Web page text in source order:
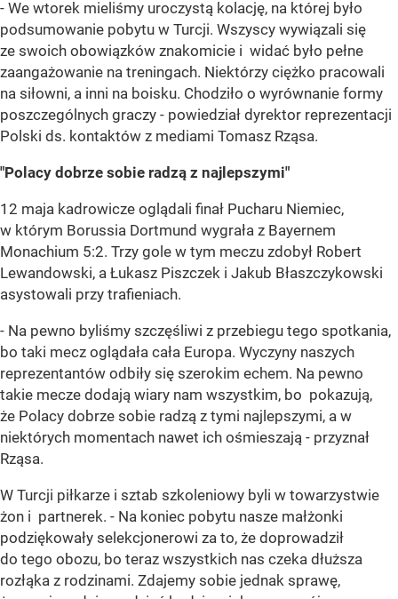
- We wtorek mieliśmy uroczystą kolację, na której było
podsumowanie pobytu w Turcji. Wszyscy wywiązali się
ze swoich obowiązków znakomicie i widać było pełne
zaangażowanie na treningach. Niektórzy ciężko pracowali
na siłowni, a inni na boisku. Chodziło o wyrównanie formy
poszczególnych graczy - powiedział dyrektor reprezentacji
Polski ds. kontaktów z mediami Tomasz Rząsa.
"Polacy dobrze sobie radzą z najlepszymi"
12 maja kadrowicze oglądali finał Pucharu Niemiec,
w którym Borussia Dortmund wygrała z Bayernem
Monachium 5:2. Trzy gole w tym meczu zdobył Robert
Lewandowski, a Łukasz Piszczek i Jakub Błaszczykowski
asystowali przy trafieniach.
- Na pewno byliśmy szczęśliwi z przebiegu tego spotkania,
bo taki mecz oglądała cała Europa. Wyczyny naszych
reprezentantów odbiły się szerokim echem. Na pewno
takie mecze dodają wiary nam wszystkim, bo pokazują,
że Polacy dobrze sobie radzą z tymi najlepszymi, a w
niektórych momentach nawet ich ośmieszają - przyznał
Rząsa.
W Turcji piłkarze i sztab szkoleniowy byli w towarzystwie
żon i partnerek. - Na koniec pobytu nasze małżonki
podziękowały selekcjonerowi za to, że doprowadził
do tego obozu, bo teraz wszystkich nas czeka dłuższa
rozłąka z rodzinami. Zdajemy sobie jednak sprawę,